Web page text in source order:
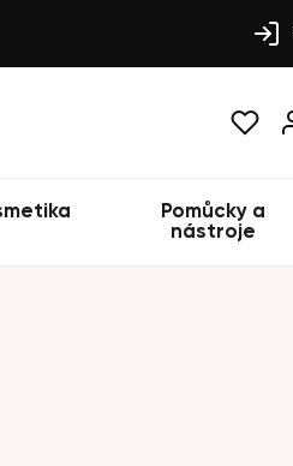
Pomůcky a
nástroje